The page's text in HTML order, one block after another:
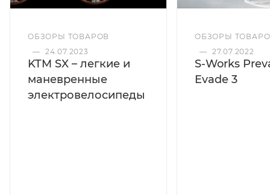
ОБЗОРЫ ТОВАРОВ
— 24.07.2023
KTM SX – легкие и
маневренные
электровелосипеды
ОБЗОРЫ
— 27.07.2022
S-Works
Evade 3